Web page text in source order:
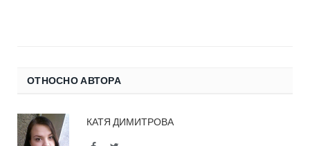
ОТНОСНО АВТОРА
КАТЯ ДИМИТРОВА